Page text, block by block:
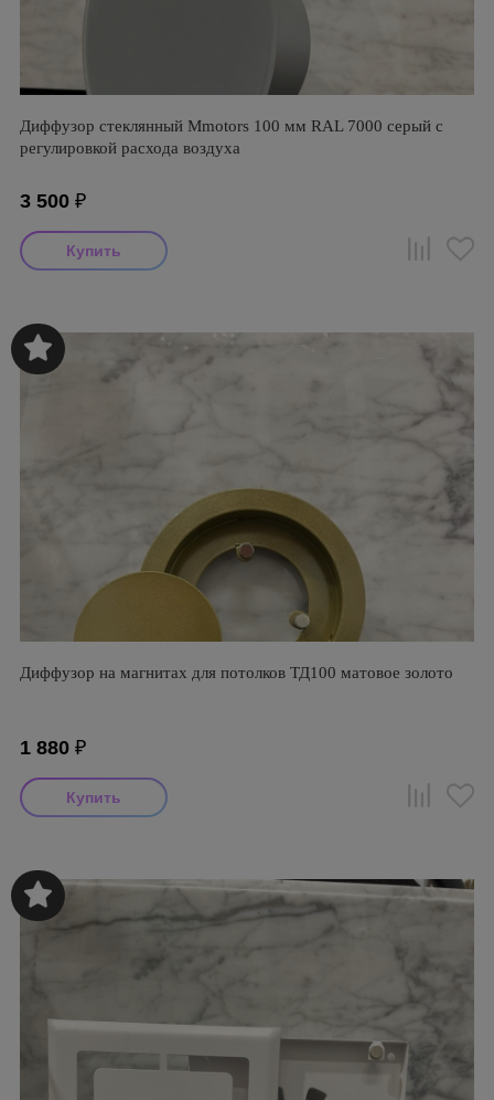
Диффузор стеклянный Mmotors 100 мм RAL 7000 серый с
регулировкой расхода воздуха
3 500 ₽
Диффузор на магнитах для потолков ТД100 матовое золото
1 880 ₽